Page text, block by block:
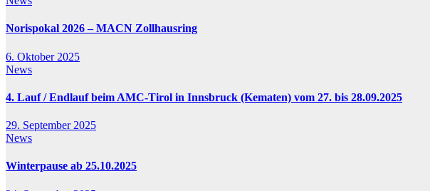
Norispokal 2026 – MACN Zollhausring
6. Oktober 2025
News
4. Lauf / Endlauf beim AMC-Tirol in Innsbruck (Kematen) vom 27. bis 28.09.2025
29. September 2025
News
Winterpause ab 25.10.2025